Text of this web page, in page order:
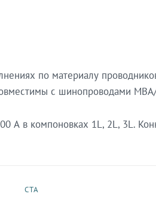
по материалу
с шинопроводами
А в компоновках 1L, 2L, 3L.
СТА